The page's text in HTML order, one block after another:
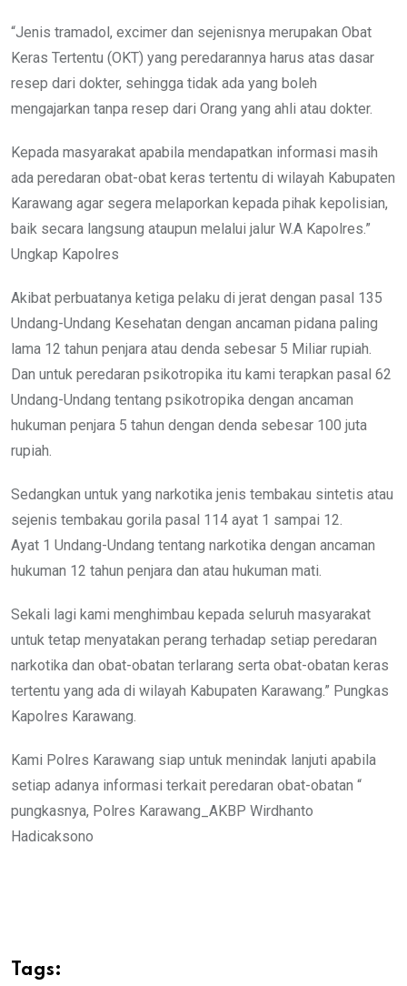
“Jenis tramadol, excimer dan sejenisnya merupakan Obat
Keras Tertentu (OKT) yang peredarannya harus atas dasar
resep dari dokter, sehingga tidak ada yang boleh
mengajarkan tanpa resep dari Orang yang ahli atau dokter.
Kepada masyarakat apabila mendapatkan informasi masih
ada peredaran obat-obat keras tertentu di wilayah Kabupaten
Karawang agar segera melaporkan kepada pihak kepolisian,
baik secara langsung ataupun melalui jalur W.A Kapolres.”
Ungkap Kapolres
Akibat perbuatanya ketiga pelaku di jerat dengan pasal 135
Undang-Undang Kesehatan dengan ancaman pidana paling
lama 12 tahun penjara atau denda sebesar 5 Miliar rupiah.
Dan untuk peredaran psikotropika itu kami terapkan pasal 62
Undang-Undang tentang psikotropika dengan ancaman
hukuman penjara 5 tahun dengan denda sebesar 100 juta
rupiah.
Sedangkan untuk yang narkotika jenis tembakau sintetis atau
sejenis tembakau gorila pasal 114 ayat 1 sampai 12.
Ayat 1 Undang-Undang tentang narkotika dengan ancaman
hukuman 12 tahun penjara dan atau hukuman mati.
Sekali lagi kami menghimbau kepada seluruh masyarakat
untuk tetap menyatakan perang terhadap setiap peredaran
narkotika dan obat-obatan terlarang serta obat-obatan keras
tertentu yang ada di wilayah Kabupaten Karawang.” Pungkas
Kapolres Karawang.
Kami Polres Karawang siap untuk menindak lanjuti apabila
setiap adanya informasi terkait peredaran obat-obatan “
pungkasnya, Polres Karawang_AKBP Wirdhanto
Hadicaksono
Tags: